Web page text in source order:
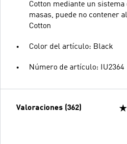
Cotton mediante un sistema
masas, puede no contener
Cotton
Color del artículo: Black
Número de artículo: IU2364
Valoraciones (362)